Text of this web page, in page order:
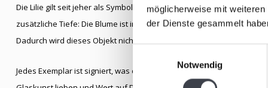
möglicherweise mit
der Dienste gesammelt
Notwendig
Die Lilie gilt seit jeher als Symbol für Reinheit, Erneuerung und
zusätzliche Tiefe: Die Blume ist im Kristall geschützt und verewigt –
Dadurch wird dieses Objekt nicht nur zu einem visuellen Statement,
Jedes Exemplar ist signiert, was die Authentizität und Exklusivität